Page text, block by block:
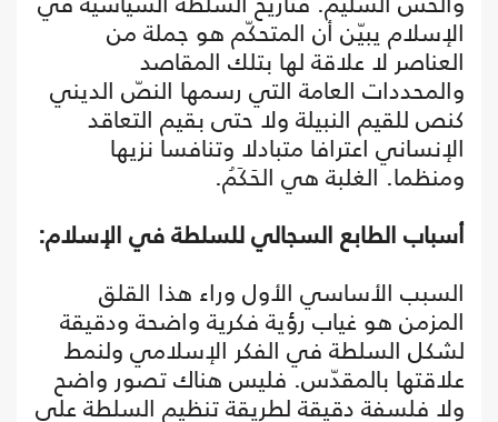
الإسلام يبيّن أن المتحكّم هو جملة من
العناصر لا علاقة لها بتلك المقاصد
والمحددات العامة التي رسمها النصّ الديني
كنص للقيم النبيلة ولا حتى بقيم التعاقد
الإنساني اعترافا متبادلا وتنافسا نزيها
ومنظما. الغلبة هي الحَكَمُ.
أسباب الطابع السجالي للسلطة في الإسلام:
السبب الأساسي الأول وراء هذا القلق
المزمن هو غياب رؤية فكرية واضحة ودقيقة
لشكل السلطة في الفكر الإسلامي ولنمط
علاقتها بالمقدّس. فليس هناك تصور واضح
ولا فلسفة دقيقة لطريقة تنظيم السلطة على